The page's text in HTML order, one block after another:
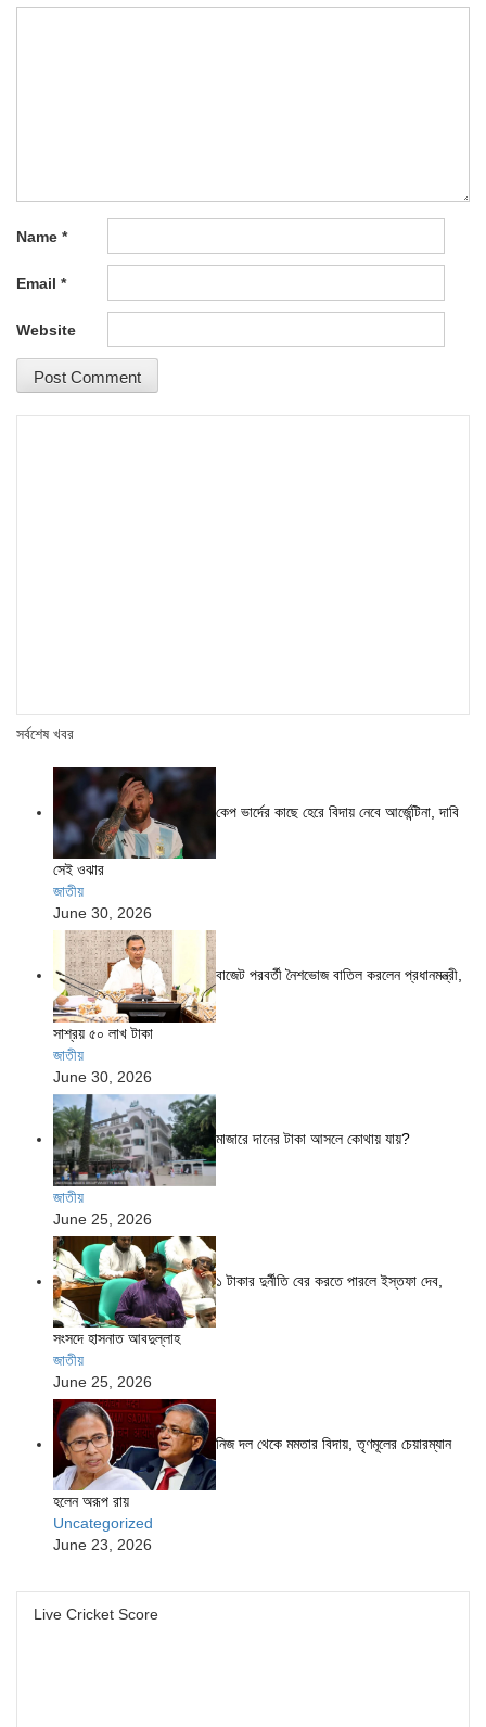
Name *
Email *
Website
সর্বশেষ খবর
কেপ ভার্দের কাছে হেরে বিদায় নেবে আর্জেন্টিনা, দাবি
সেই ওঝার
জাতীয়
June 30, 2026
বাজেট পরবর্তী নৈশভোজ বাতিল করলেন প্রধানমন্ত্রী,
সাশ্রয় ৫০ লাখ টাকা
জাতীয়
June 30, 2026
মাজারে দানের টাকা আসলে কোথায় যায়?
জাতীয়
June 25, 2026
১ টাকার দুর্নীতি বের করতে পারলে ইস্তফা দেব,
সংসদে হাসনাত আবদুল্লাহ
জাতীয়
June 25, 2026
নিজ দল থেকে মমতার বিদায়, তৃণমূলের চেয়ারম্যান
হলেন অরূপ রায়
Uncategorized
June 23, 2026
Live Cricket Score